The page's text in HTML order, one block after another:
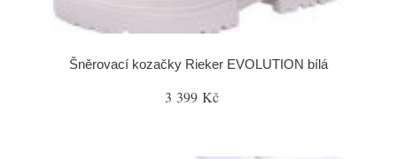
Šněrovací kozačky Rieker EVOLUTION bílá
3 399 Kč